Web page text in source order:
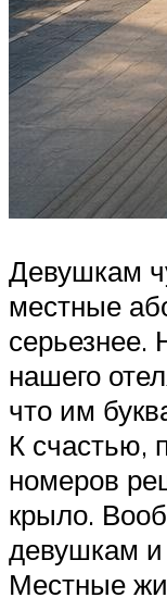
Девушкам
местные
серьезнее.
нашего
что им
К счастью,
номеров
крыло.
девушкам
Местные